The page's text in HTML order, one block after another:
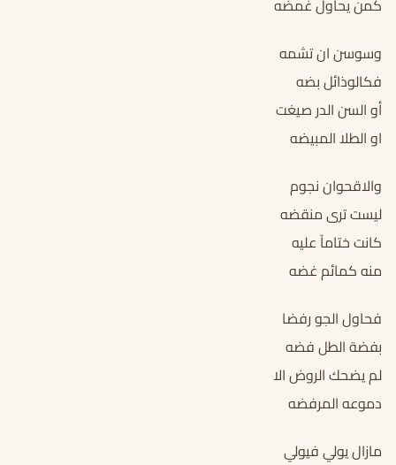
كمن يحاول غمضه
وسوسن ان تشمه
فكالوذائل بضه
أو السن الدر صيغت
او الطلا المبيضه
والاقحوان نجوم
ليست ترى منقضه
كانت ختاماً عليه
منه كمائم غضه
فحاول الجو رفضا
بفضة الطل فضه
لم يضحك الروض الا
دموعه المرفضه
مازال يولي فيولي